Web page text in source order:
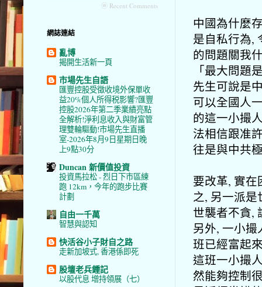
中國為什麼
是自私行為,
的問題關我
「最大問題
先生可說是
可以全國人
的這一小撮
法相信跟准
往是與中共
要改革, 實
之, 另一派
世襲者不貪,
另外, 一小
班已經富起
這班一小撮
然能夠控制
ⓦ Recent Comments
網誌連結
亂博
揭開生活新一頁
市場先生自語
匯豐控股受徵收境外保單收
益20%個人所得税影響?匯豐
控股2026年第二季業績亮點
全解析!淨利息收入與財富管
理雙輪驅動!市場先生直播
室-2026年8月9日星期日晚
上9點30分
Duncan 新價值投資
投資馬拉松 - 烈日下市區練
跑 12km，今年的跑步比賽
計劃
自由一千萬
智慧與認知
快活谷小子財自之路
走新加坡式, 香港係即死
股壇老兵鍾記
以股代息 增持領展（七）